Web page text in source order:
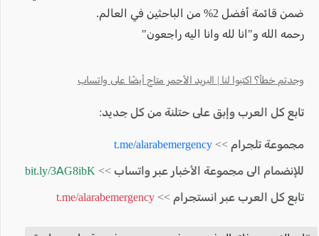
ضمن قائمة أفضل 2% من الباحثين في العالم.
رحمه الله و"انا لله وانا اليه راجعون"
وجدتم خطأ؟ اكتبوا لنا | البريد الأحمر متاح أيضًا على واتساب
تابع كل العرب وإبق على حتلنة من كل جديد:
مجموعة تلجرام >> t.me/alarabemergency
للإنضمام الى مجموعة الأخبار عبر واتساب >> bit.ly/3AG8ibK
تابع كل العرب عبر انستجرام >> t.me/alarabemergency